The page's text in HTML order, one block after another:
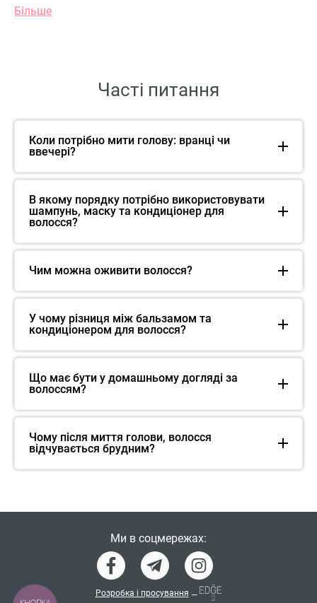
Більше
Часті питання
Коли потрібно мити голову: вранці чи
ввечері?
В якому порядку потрібно використовувати
шампунь, маску та кондиціонер для
волосся?
Чим можна оживити волосся?
У чому різниця між бальзамом та
кондиціонером для волосся?
Що має бути у домашньому догляді за
волоссям?
Чому після миття голови, волосся
відчувається брудним?
Ми в соцмережах:
Розробка і просування —